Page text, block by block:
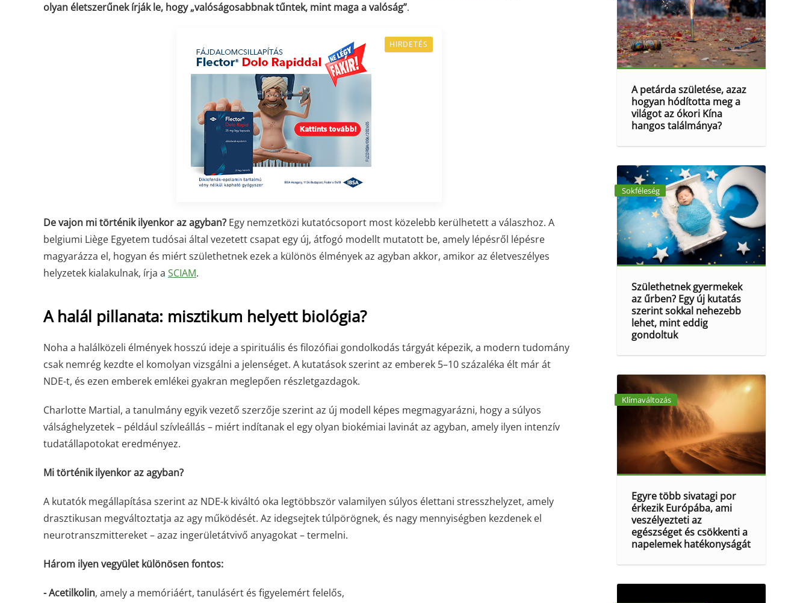
olyan életszerűnek írják le, hogy „valóságosabbnak tűntek, mint maga a valóság”.
HIRDETÉS
De vajon mi történik ilyenkor az agyban? Egy nemzetközi kutatócsoport most közelebb kerülhetett a válaszhoz. A
belgiumi Liège Egyetem tudósai által vezetett csapat egy új, átfogó modellt mutatott be, amely lépésről lépésre
magyarázza el, hogyan és miért születhetnek ezek a különös élmények az agyban akkor, amikor az életveszélyes
helyzetek kialakulnak, írja a SCIAM.
A halál pillanata: misztikum helyett biológia?
Noha a halálközeli élmények hosszú ideje a spirituális és filozófiai gondolkodás tárgyát képezik, a modern tudomány
csak nemrég kezdte el komolyan vizsgálni a jelenséget. A kutatások szerint az emberek 5–10 százaléka élt már át
NDE-t, és ezen emberek emlékei gyakran meglepően részletgazdagok.
Charlotte Martial, a tanulmány egyik vezető szerzője szerint az új modell képes megmagyarázni, hogy a súlyos
válsághelyzetek – például szívleállás – miért indítanak el egy olyan biokémiai lavinát az agyban, amely ilyen intenzív
tudatállapotokat eredményez.
Mi történik ilyenkor az agyban?
A kutatók megállapítása szerint az NDE-k kiváltó oka legtöbbször valamilyen súlyos élettani stresszhelyzet, amely
drasztikusan megváltoztatja az agy működését. Az idegsejtek túlpörögnek, és nagy mennyiségben kezdenek el
neurotranszmittereket – azaz ingerületátvivő anyagokat – termelni.
Három ilyen vegyület különösen fontos:
- Acetilkolin, amely a memóriáért, tanulásért és figyelemért felelős,
A petárda születése, azaz
hogyan hódította meg a
világot az ókori Kína
hangos találmánya?
Sokféleség
Születhetnek gyermekek
az űrben? Egy új kutatás
szerint sokkal nehezebb
lehet, mint eddig
gondoltuk
Klímaváltozás
Egyre több sivatagi por
érkezik Európába, ami
veszélyezteti az
egészséget és csökkenti a
napelemek hatékonyságát